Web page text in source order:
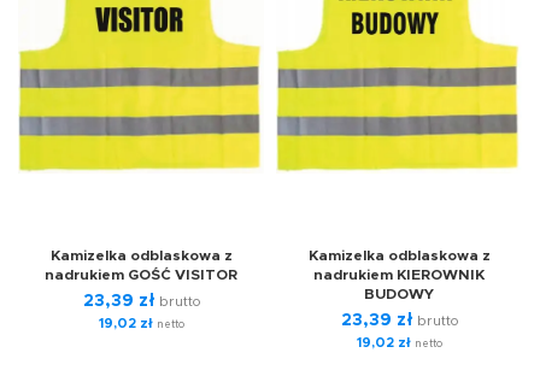
Kamizelka odblaskowa z
nadrukiem GOŚĆ VISITOR
23,39 zł brutto
19,02 złnetto
Kamizelka odblaskowa z
nadrukiem KIEROWNIK
BUDOWY
23,39 zł brutto
19,02 złnetto